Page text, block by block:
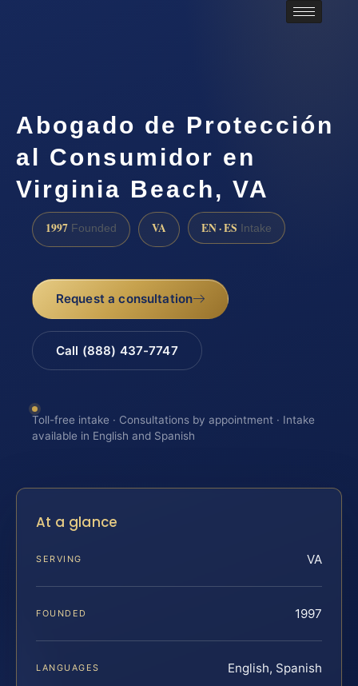
Abogado de Protección
al Consumidor en
Virginia Beach, VA
1997 Founded VA EN · ES Intake
Request a consultation
Call (888) 437-7747
Toll-free intake · Consultations by appointment · Intake
available in English and Spanish
At a glance
SERVING VA
FOUNDED 1997
LANGUAGES English, Spanish